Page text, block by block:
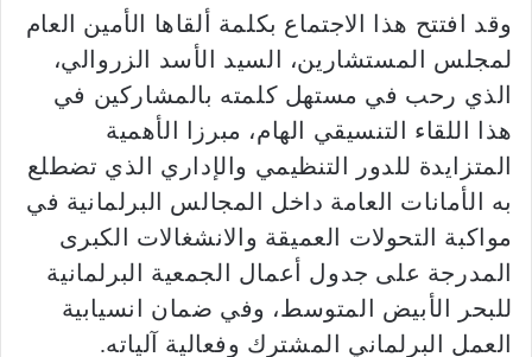
وقد افتتح هذا الاجتماع بكلمة ألقاها الأمين العام
لمجلس المستشارين، السيد الأسد الزروالي،
الذي رحب في مستهل كلمته بالمشاركين في
هذا اللقاء التنسيقي الهام، مبرزا الأهمية
المتزايدة للدور التنظيمي والإداري الذي تضطلع
به الأمانات العامة داخل المجالس البرلمانية في
مواكبة التحولات العميقة والانشغالات الكبرى
المدرجة على جدول أعمال الجمعية البرلمانية
للبحر الأبيض المتوسط، وفي ضمان انسيابية
العمل البرلماني المشترك وفعالية آلياته.